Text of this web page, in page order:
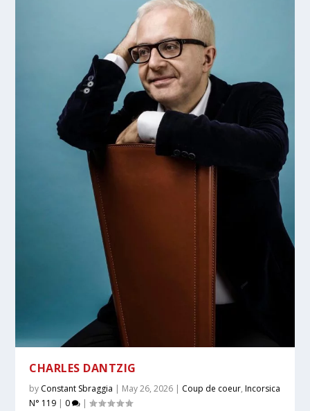
CHARLES DANTZIG
by Constant Sbraggia May 26, 2026 Coup de coeur,Incorsica
N° 119
0 |